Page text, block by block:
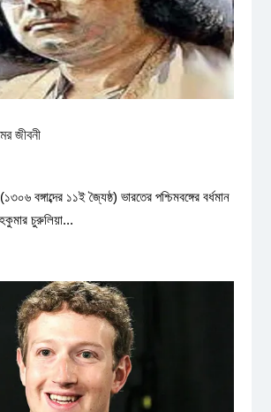
জীবনী
বঙ্গাব্দের ১১ই জ্যৈষ্ঠ) ভারতের পশ্চিমবঙ্গের বর্ধমান
চুরুলিয়া...